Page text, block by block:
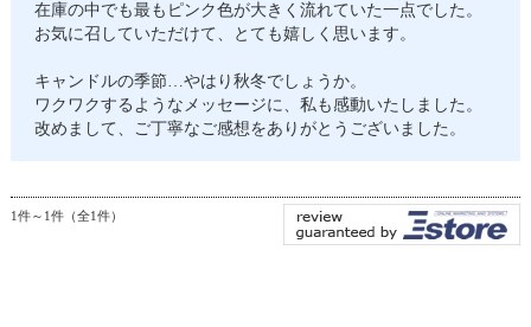
在庫の中でも最もピンク色が大きく流れていた一点でした。
お気に召していただけて、とても嬉しく思います。
キャンドルの季節…やはり秋冬でしょうか。
ワクワクするようなメッセージに、私も感動いたしました。
改めまして、ご丁寧なご感想をありがとうございました。
1件～1件（全1件）